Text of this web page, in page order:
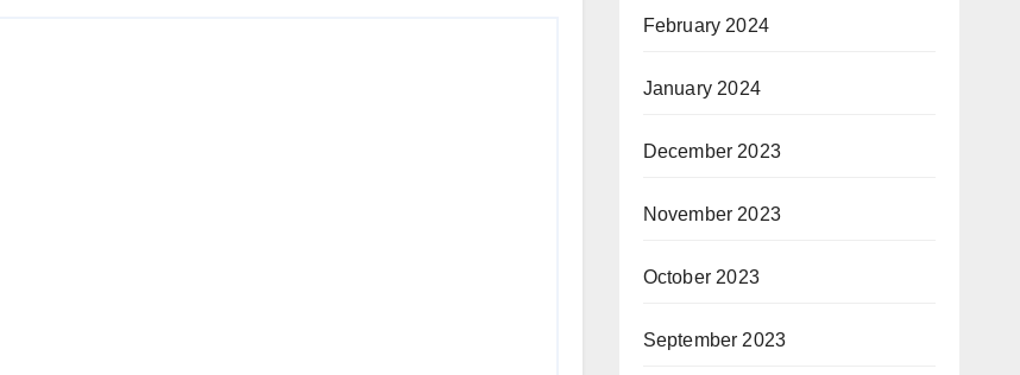
February 2024
January 2024
December 2023
November 2023
October 2023
September 2023